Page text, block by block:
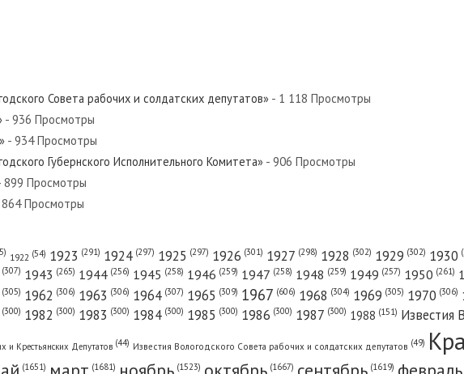
— «Красный Север»
— «Красный Север»
Совета рабочих и солдатских депутатов» - 1 118 Просмотры
- 936 Просмотры
- 934 Просмотры
Губернского Исполнительного Комитета» - 906 Просмотры
899 Просмотры
Просмотры
1922 (54) 1923 (291) 1924 (297) 1925 (297) 1926 (301) 1927 (298) 1928 (302) 1929 (302) 1930
(307) 1943 (265) 1944 (256) 1945 (258) 1946 (259) 1947 (258) 1948 (259) 1949 (257) 1950 (261)
(305) 1962 (306) 1963 (306) 1964 (307) 1965 (309) 1967 (606) 1968 (304) 1969 (305) 1970 (306)
(300) 1982 (300) 1983 (300) 1984 (300) 1985 (300) 1986 (300) 1987 (300) 1988 (151) Известия
и Крестьянских Депутатов (44) Известия Вологодского Совета рабочих и солдатских депутатов (49)
(1651) (1681) (1523) (1667) (1619)